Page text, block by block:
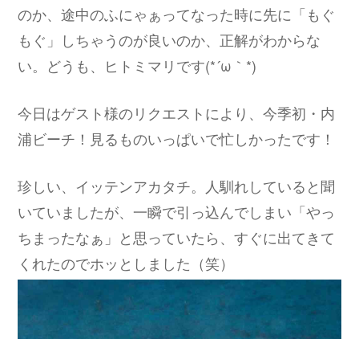
のか、途中のふにゃぁってなった時に先に「もぐ
もぐ」しちゃうのが良いのか、正解がわからな
い。どうも、ヒトミマリです(*´ω｀*)
今日はゲスト様のリクエストにより、今季初・内
浦ビーチ！見るものいっぱいで忙しかったです！
珍しい、イッテンアカタチ。人馴れしていると聞
いていましたが、一瞬で引っ込んでしまい「やっ
ちまったなぁ」と思っていたら、すぐに出てきて
くれたのでホッとしました（笑）